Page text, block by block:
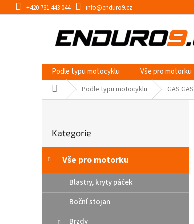
na
+420 731 443 044 info@enduro9.cz
Podle typu motocyklu Vše pro motorku
Domů Podle typu motocyklu GAS GAS
r
n
í
a
kategorie
Kategorie
Vše pro motorku
Blastry, kryty páček
Boční stojan
Brzdy